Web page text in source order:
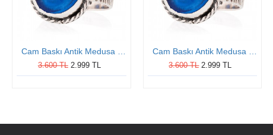
3.600 TL 2.999 TL 3.600 TL 2.999 TL